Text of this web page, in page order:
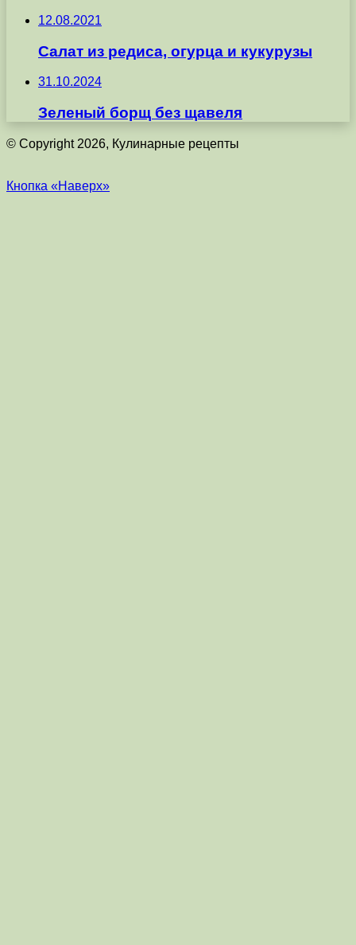
12.08.2021
Салат из редиса, огурца и кукурузы
31.10.2024
Зеленый борщ без щавеля
© Copyright 2026, Кулинарные рецепты
Кнопка «Наверх»